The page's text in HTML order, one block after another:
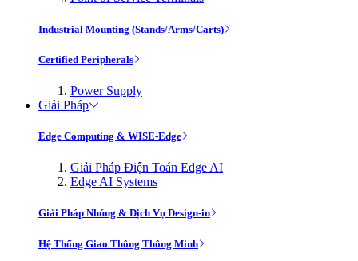
Industrial Mounting (Stands/Arms/Carts)
Certified Peripherals
Power Supply
Giải Pháp
Edge Computing & WISE-Edge
Giải Pháp Điện Toán Edge AI
Edge AI Systems
Giải Pháp Nhúng & Dịch Vụ Design-in
Hệ Thống Giao Thông Thông Minh